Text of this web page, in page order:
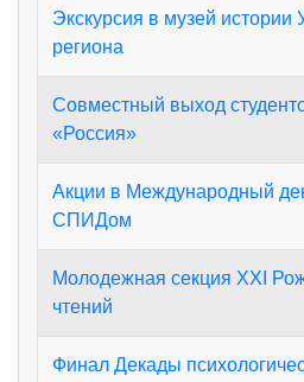
Экскурсия в музей
региона
Совместный выход
«Россия»
Акции в Международный
СПИДом
Молодежная секция XXI
чтений
Финал Декады